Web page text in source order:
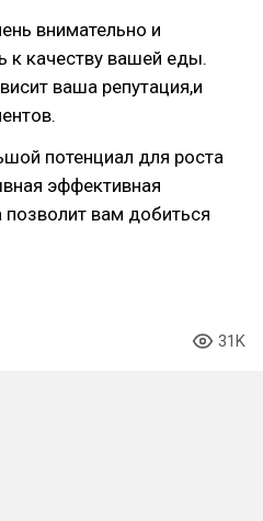
внимательно и
к качеству вашей еды.
ваша репутация,и
потенциал для роста
эффективная
позволит вам добиться
31K